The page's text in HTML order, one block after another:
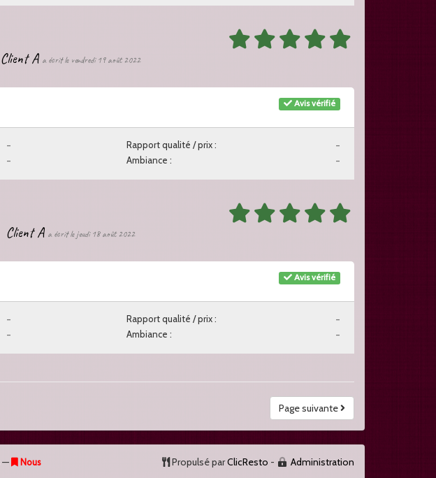
Client A a écrit le vendredi 19 août 2022
Avis vérifié
- -
Rapport qualité / prix :
- -
Ambiance :
Client A a écrit le jeudi 18 août 2022
Avis vérifié
- -
Rapport qualité / prix :
- -
Ambiance :
Page suivante
—
Nous
Propulsé parClicResto - Administration